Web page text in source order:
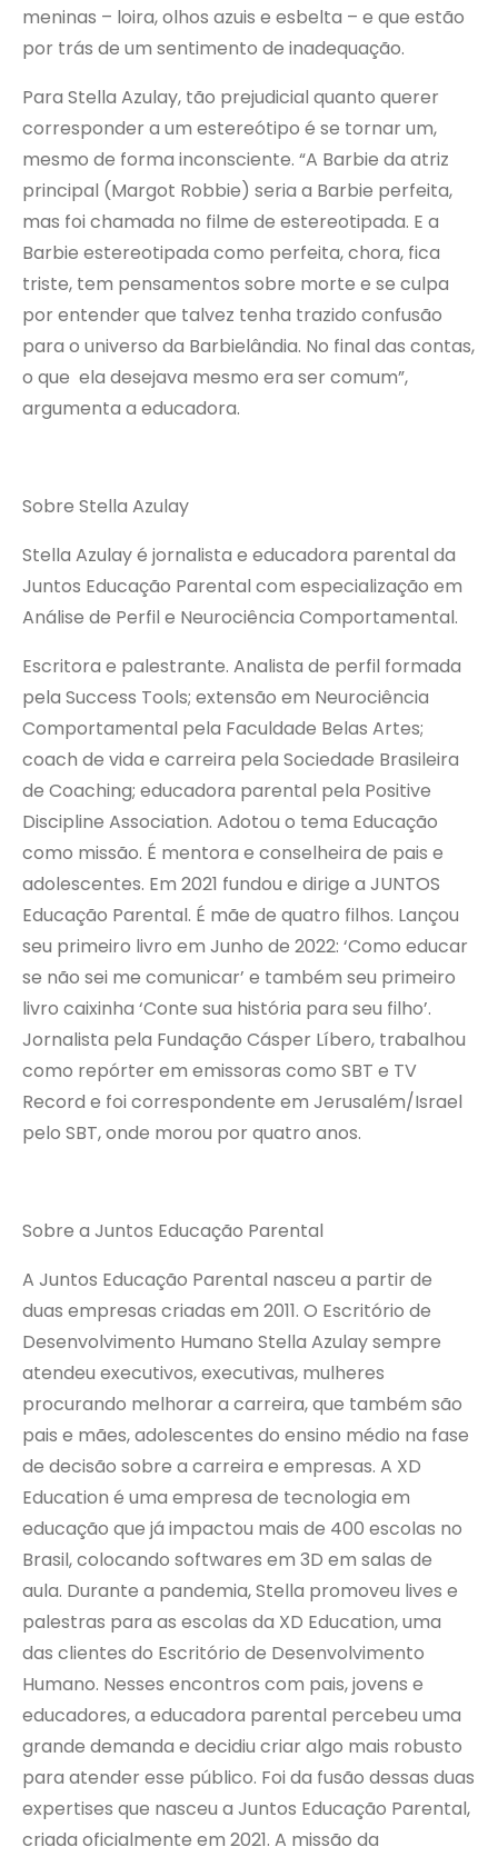
meninas – loira, olhos azuis e esbelta – e que estão
por trás de um sentimento de inadequação.
Para Stella Azulay, tão prejudicial quanto querer
corresponder a um estereótipo é se tornar um,
mesmo de forma inconsciente. “A Barbie da atriz
principal (Margot Robbie) seria a Barbie perfeita,
mas foi chamada no filme de estereotipada. E a
Barbie estereotipada como perfeita, chora, fica
triste, tem pensamentos sobre morte e se culpa
por entender que talvez tenha trazido confusão
para o universo da Barbielândia. No final das contas,
o que ela desejava mesmo era ser comum”,
argumenta a educadora.
Sobre Stella Azulay
Stella Azulay é jornalista e educadora parental da
Juntos Educação Parental com especialização em
Análise de Perfil e Neurociência Comportamental.
Escritora e palestrante. Analista de perfil formada
pela Success Tools; extensão em Neurociência
Comportamental pela Faculdade Belas Artes;
coach de vida e carreira pela Sociedade Brasileira
de Coaching; educadora parental pela Positive
Discipline Association. Adotou o tema Educação
como missão. É mentora e conselheira de pais e
adolescentes. Em 2021 fundou e dirige a JUNTOS
Educação Parental. É mãe de quatro filhos. Lançou
seu primeiro livro em Junho de 2022: ‘Como educar
se não sei me comunicar’ e também seu primeiro
livro caixinha ‘Conte sua história para seu filho’.
Jornalista pela Fundação Cásper Líbero, trabalhou
como repórter em emissoras como SBT e TV
Record e foi correspondente em Jerusalém/Israel
pelo SBT, onde morou por quatro anos.
Sobre a Juntos Educação Parental
A Juntos Educação Parental nasceu a partir de
duas empresas criadas em 2011. O Escritório de
Desenvolvimento Humano Stella Azulay sempre
atendeu executivos, executivas, mulheres
procurando melhorar a carreira, que também são
pais e mães, adolescentes do ensino médio na fase
de decisão sobre a carreira e empresas. A XD
Education é uma empresa de tecnologia em
educação que já impactou mais de 400 escolas no
Brasil, colocando softwares em 3D em salas de
aula. Durante a pandemia, Stella promoveu lives e
palestras para as escolas da XD Education, uma
das clientes do Escritório de Desenvolvimento
Humano. Nesses encontros com pais, jovens e
educadores, a educadora parental percebeu uma
grande demanda e decidiu criar algo mais robusto
para atender esse público. Foi da fusão dessas duas
expertises que nasceu a Juntos Educação Parental,
criada oficialmente em 2021. A missão da